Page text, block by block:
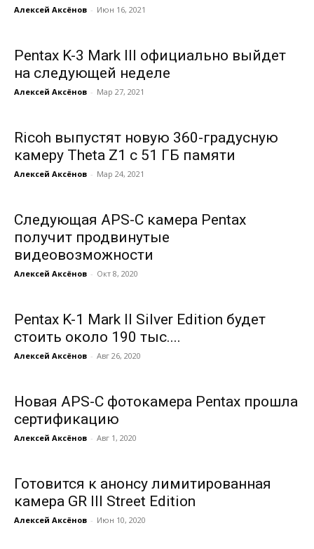
Алексей Аксёнов - Июн 16, 2021
Pentax K-3 Mark III официально выйдет
на следующей неделе
Алексей Аксёнов - Мар 27, 2021
Ricoh выпустят новую 360-градусную
камеру Theta Z1 с 51 ГБ памяти
Алексей Аксёнов - Мар 24, 2021
Следующая APS-C камера Pentax
получит продвинутые
видеовозможности
Алексей Аксёнов - Окт 8, 2020
Pentax K-1 Mark II Silver Edition будет
стоить около 190 тыс....
Алексей Аксёнов - Авг 26, 2020
Новая APS-C фотокамера Pentax прошла
сертификацию
Алексей Аксёнов - Авг 1, 2020
Готовится к анонсу лимитированная
камера GR III Street Edition
Алексей Аксёнов - Июн 10, 2020